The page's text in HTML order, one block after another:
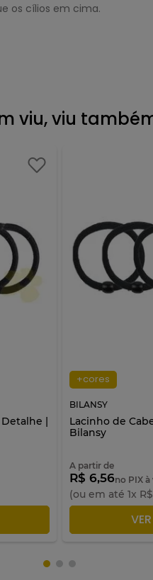
os cílios em cima.
viu, viu
|
+cores
BILANSY
Lacinho de
Bilansy
A partir de
R$ 6,56no PIX à
(ou em até 1x R$